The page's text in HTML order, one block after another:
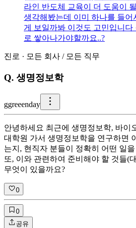
라인 반도체 교육이 더 도움이
생각해봤는데 이미 하나를 들어
게 보일까봐 이것도 고민입니다
로 쌓아나가야할까요..?
진로 · 모든 회사 / 모든 직무
Q. 생명정보학
ggreeenday
안녕하세요 최근에 생명정보학, 바이
대학원 가서 생명정보학을 연구하면
는지, 현직자 분들이 정확히 어떤 일
또, 이와 관련하여 준비해야 할 것들(
무엇이 있을까요?
0
0
공유